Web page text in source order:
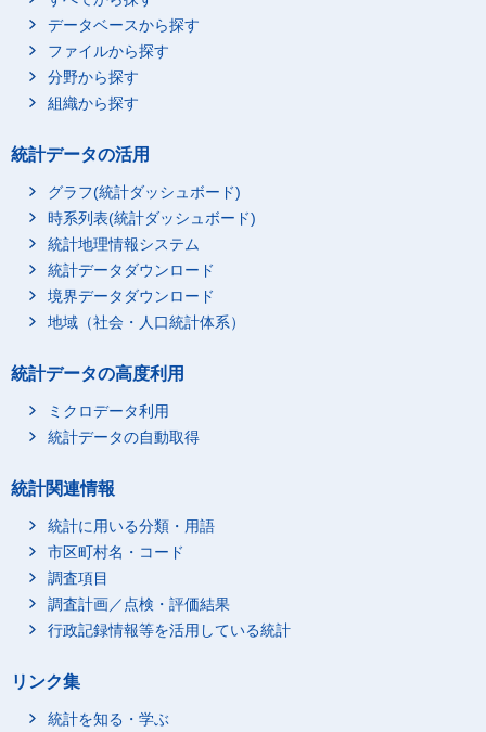
データベースから探す
ファイルから探す
分野から探す
組織から探す
統計データの活用
グラフ(統計ダッシュボード)
時系列表(統計ダッシュボード)
統計地理情報システム
統計データダウンロード
境界データダウンロード
地域（社会・人口統計体系）
統計データの高度利用
ミクロデータ利用
統計データの自動取得
統計関連情報
統計に用いる分類・用語
市区町村名・コード
調査項目
調査計画／点検・評価結果
行政記録情報等を活用している統計
リンク集
統計を知る・学ぶ